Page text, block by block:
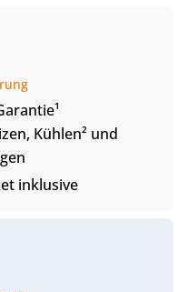
Kühlen² und
inklusive